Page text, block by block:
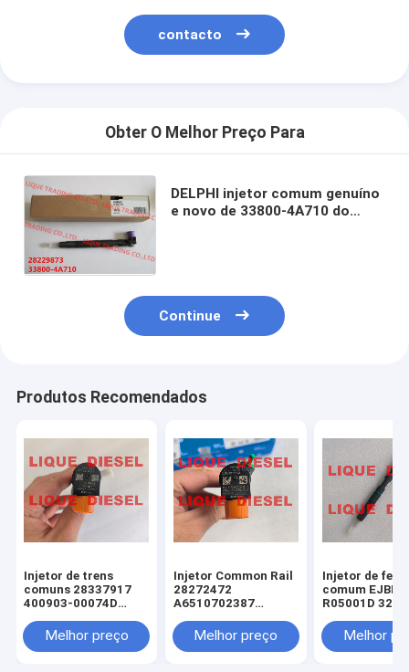
contacto
Obter O Melhor Preço Para
DELPHI injetor comum genuíno
e novo de 33800-4A710 do
Continue
Produtos Recomendados
Injetor de trens
comuns 28337917
400903-00074D
40090300074D
40090300074C
Melhor preço
Injetor Common Rail
28272472
A6510702387
Melhor preço
Injetor de
comum
R05001D 320/
32006623
Melhor